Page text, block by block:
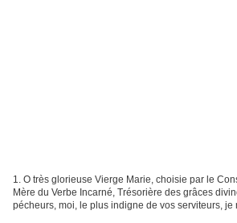
1. O très glorieuse Vierge Marie, choisie par le
Mère du Verbe Incarné, Trésorière des grâces
pécheurs, moi, le plus indigne de vos serviteurs, je